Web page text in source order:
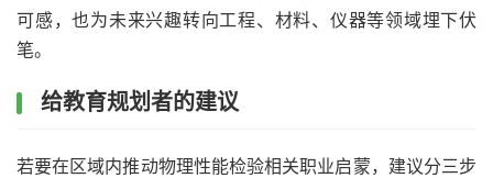
可感，也为未来兴趣转向工程、材料、仪器等领域埋下伏
笔。
给教育规划者的建议
若要在区域内推动物理性能检验相关职业启蒙，建议分三步